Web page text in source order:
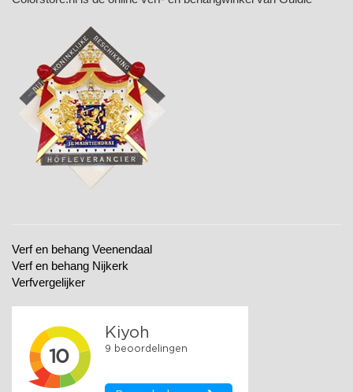
Verf en behang Veenendaal
Verf en behang Nijkerk
Verfvergelijker